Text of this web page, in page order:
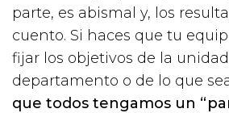
parte, es abismal y, los
cuento. Si haces que tu
fijar los objetivos de la
departamento o de lo que
que todos tengamos un